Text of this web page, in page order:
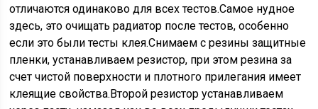
отличаются одинаково для всех тестов.Самое нудное
здесь, это очищать радиатор после тестов, особенно
если это были тесты клея.Снимаем с резины защитные
пленки, устанавливаем резистор, при этом резина за
счет чистой поверхности и плотного прилегания имеет
клеящие свойства.Второй резистор устанавливаем